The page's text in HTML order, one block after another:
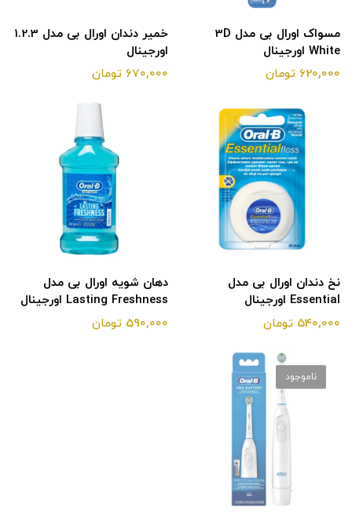
مسواک اورال بی مدل 3D
White اورجینال
620,000 تومان
خمیر دندان اورال بی مدل 1.2.3
اورجینال
670,000 تومان
نخ دندان اورال بی مدل
Essential اورجینال
540,000 تومان
دهان شویه اورال بی مدل
Lasting Freshness اورجینال
590,000 تومان
ناموجود